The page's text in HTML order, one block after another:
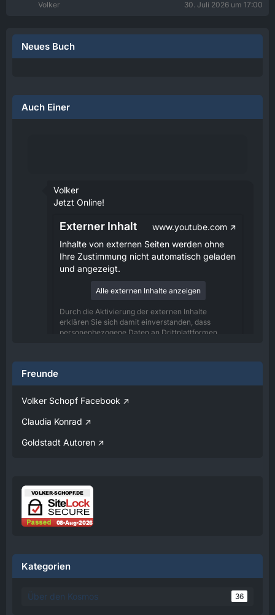
Volker 30. Juli 2026 um 17:00
Neues Buch
Auch Einer
Volker
Jetzt Online!
Externer Inhalt
www.youtube.com
Inhalte von externen Seiten werden ohne
Ihre Zustimmung nicht automatisch geladen
und angezeigt.
Alle externen Inhalte anzeigen
Durch die Aktivierung der externen Inhalte
erklären Sie sich damit einverstanden, dass
personenbezogene Daten an Drittplattformen
Verfügung gestellt.
08:25
Jetzt Online!
Externer Inhalt
und angezeigt.
personenbezogene Daten an Drittplattformen
übermittelt werden. Mehr Informationen dazu
Freunde
Volker Schopf Facebook
Claudia Konrad
Goldstadt Autoren
Kategorien
Über den Kosmos 36